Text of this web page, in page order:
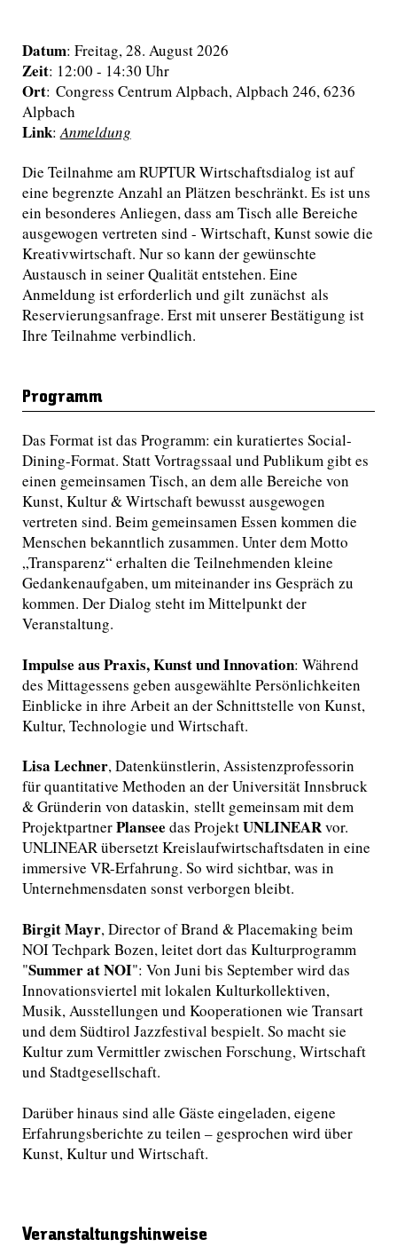
Datum: Freitag, 28. August 2026
Zeit: 12:00 - 14:30 Uhr
Ort: Congress Centrum Alpbach, Alpbach 246, 6236
Alpbach
Link:Anmeldung
Die Teilnahme am RUPTUR Wirtschaftsdialog ist auf
eine begrenzte Anzahl an Plätzen beschränkt. Es ist uns
ein besonderes Anliegen, dass am Tisch alle Bereiche
ausgewogen vertreten sind - Wirtschaft, Kunst sowie die
Kreativwirtschaft. Nur so kann der gewünschte
Austausch in seiner Qualität entstehen. Eine
Anmeldung ist erforderlich und gilt zunächst als
Reservierungsanfrage. Erst mit unserer Bestätigung ist
Ihre Teilnahme verbindlich.
Programm
Das Format ist das Programm: ein kuratiertes Social-
Dining-Format. Statt Vortragssaal und Publikum gibt es
einen gemeinsamen Tisch, an dem alle Bereiche von
Kunst, Kultur & Wirtschaft bewusst ausgewogen
vertreten sind. Beim gemeinsamen Essen kommen die
Menschen bekanntlich zusammen. Unter dem Motto
„Transparenz“ erhalten die Teilnehmenden kleine
Gedankenaufgaben, um miteinander ins Gespräch zu
kommen. Der Dialog steht im Mittelpunkt der
Veranstaltung.
Impulse aus Praxis, Kunst und Innovation: Während
des Mittagessens geben ausgewählte Persönlichkeiten
Einblicke in ihre Arbeit an der Schnittstelle von Kunst,
Kultur, Technologie und Wirtschaft.
Lisa Lechner, Datenkünstlerin, Assistenzprofessorin
für quantitative Methoden an der Universität Innsbruck
& Gründerin von dataskin, stellt gemeinsam mit dem
ProjektpartnerPlansee das ProjektUNLINEARvor.
UNLINEAR übersetzt Kreislaufwirtschaftsdaten in eine
immersive VR-Erfahrung. So wird sichtbar, was in
Unternehmensdaten sonst verborgen bleibt.
Birgit Mayr, Director of Brand & Placemaking beim
NOI Techpark Bozen, leitet dort das Kulturprogramm
"Summer at NOI": Von Juni bis September wird das
Innovationsviertel mit lokalen Kulturkollektiven,
Musik, Ausstellungen und Kooperationen wie Transart
und dem Südtirol Jazzfestival bespielt. So macht sie
Kultur zum Vermittler zwischen Forschung, Wirtschaft
und Stadtgesellschaft.
Darüber hinaus sind alle Gäste eingeladen, eigene
Erfahrungsberichte zu teilen – gesprochen wird über
Kunst, Kultur und Wirtschaft.
Veranstaltungshinweise